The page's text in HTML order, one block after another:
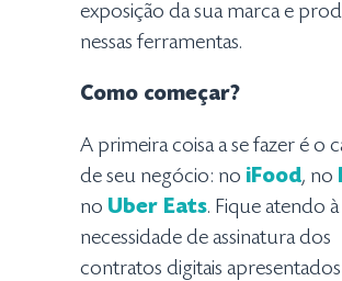
exposição da sua marca e
nessas ferramentas.
Como começar?
A primeira coisa a se fazer é o
de seu negócio: no iFood, no
no Uber Eats. Fique atendo à
necessidade de assinatura dos
contratos digitais apresentados